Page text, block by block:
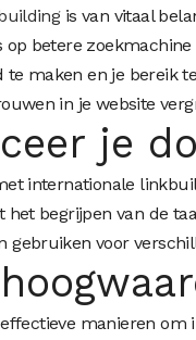
is van vitaal
op betere
maken en je bereik
in je website
je
internationale
het begrijpen van de
gebruiken voor
manieren